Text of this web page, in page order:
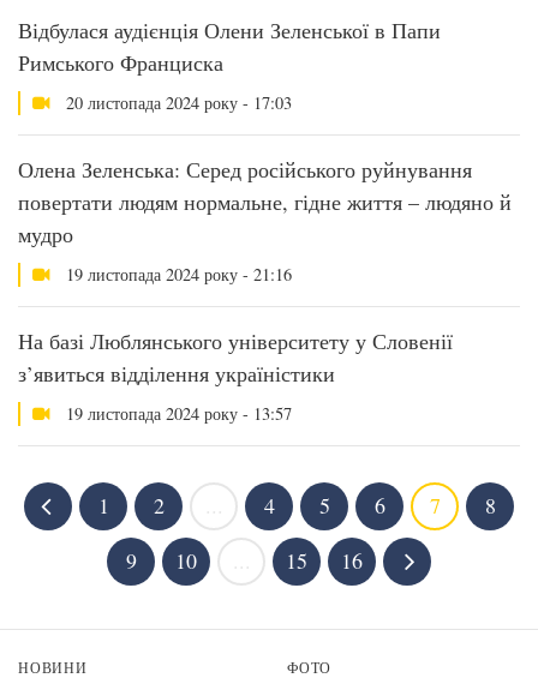
Відбулася аудієнція Олени Зеленської в Папи
Римського Франциска
20 листопада 2024 року - 17:03
Олена Зеленська: Серед російського руйнування
повертати людям нормальне, гідне життя – людяно й
мудро
19 листопада 2024 року - 21:16
На базі Люблянського університету у Словенії
з’явиться відділення україністики
19 листопада 2024 року - 13:57
1 2 4 5 6 7
8
9
10 15 16
НОВИНИ ФОТО